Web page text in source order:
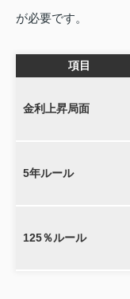
が必要です。
項目
金利上昇局面
5年ルール
125％ルール